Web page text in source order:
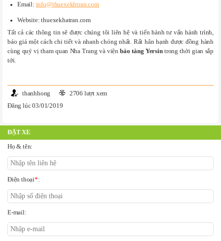
Email: info@thuexekhtran.com
Website: thuexekhatran.com
Tất cả các thông tin sẽ được chúng tôi liên hệ và tiến hành tư vấn hành trình,
báo giá một cách chi tiết và nhanh chóng nhất. Rất hân hạnh được đồng hành
cùng quý vị tham quan Nha Trang và việnbảo tàng Yersintrong thời gian sắp
tới.
thanhhong
2706 lượt xem
Đăng lúc 03/01/2019
ĐẶT XE
Họ & tên:
Điện thoại*:
E-mail: